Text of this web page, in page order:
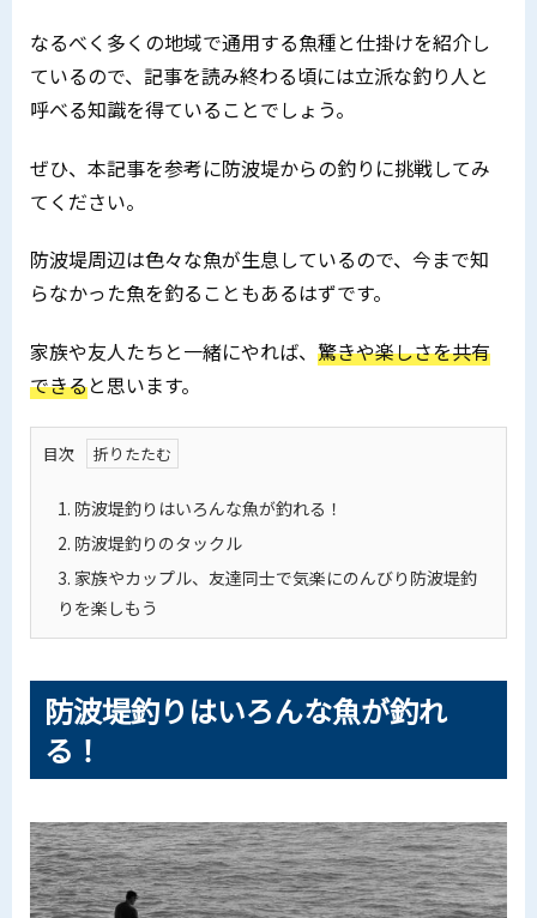
なるべく多くの地域で通用する魚種と仕掛けを紹介し
ているので、記事を読み終わる頃には立派な釣り人と
呼べる知識を得ていることでしょう。
ぜひ、本記事を参考に防波堤からの釣りに挑戦してみ
てください。
防波堤周辺は色々な魚が生息しているので、今まで知
らなかった魚を釣ることもあるはずです。
家族や友人たちと一緒にやれば、 驚きや楽しさを共有
できると思います。
目次
1. 防波堤釣りはいろんな魚が釣れる！
2. 防波堤釣りのタックル
3. 家族やカップル、友達同士で気楽にのんびり防波堤釣
りを楽しもう
防波堤釣りはいろんな魚が釣れ
る！